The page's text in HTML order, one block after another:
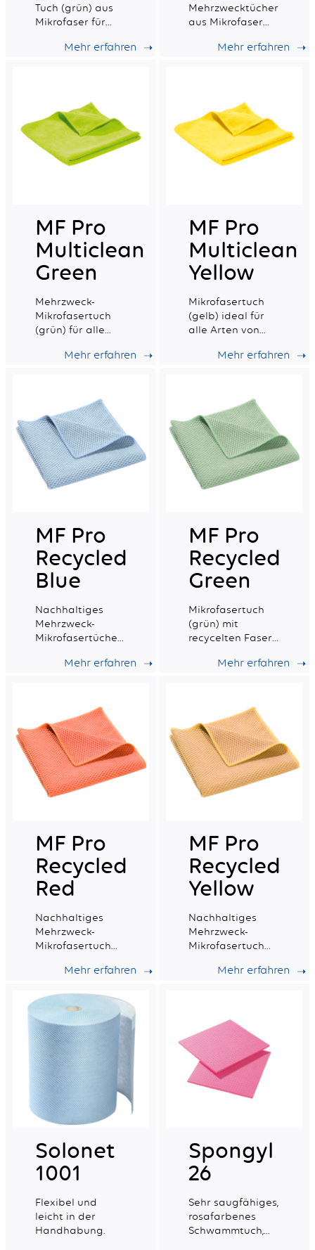
Tuch (grün) aus
Mikrofaser für
Oberflächen
Mehr erfahren
Mehrzwecktücher
aus Mikrofaser
Absorptionsfähigkeit.
Mehr erfahren
MF Pro
Multiclean
Green
Mehrzweck-
Mikrofasertuch
(grün) für alle
Mehr erfahren
MF Pro
Multiclean
Yellow
Mikrofasertuch
(gelb) ideal für
alle Arten von
sehr guterMehr erfahren
MF Pro
Recycled
Blue
Nachhaltiges
Mehrzweck-
Mikrofasertücher
recyceltem
Wischfähigkeit.
Mehr erfahren
MF Pro
Recycled
Green
Mikrofasertuch
(grün) mit
recycelten Fasern,
Arten von
Saugfähigkeit.
Mehr erfahren
MF Pro
Recycled
Red
Nachhaltiges
Mehrzweck-
Mikrofasertuch
Arten vonMehr erfahren
MF Pro
Recycled
Yellow
Nachhaltiges
Mehrzweck-
Mikrofasertuch
recyceltemMehr erfahren
Solonet
1001
Flexibel und
leicht in der
Handhabung.
Spongyl
26
Sehr saugfähiges,
rosafarbenes
Schwammtuch,